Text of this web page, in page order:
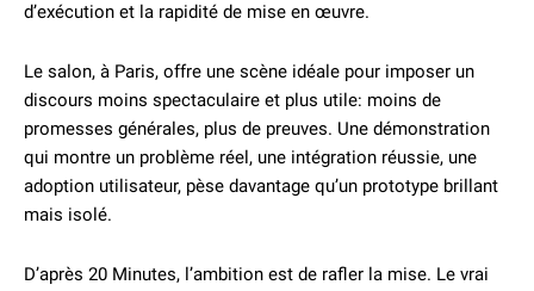
d’exécution et la rapidité de mise en œuvre.
Le salon, à Paris, offre une scène idéale pour imposer un
discours moins spectaculaire et plus utile: moins de
promesses générales, plus de preuves. Une démonstration
qui montre un problème réel, une intégration réussie, une
adoption utilisateur, pèse davantage qu’un prototype brillant
mais isolé.
D’après 20 Minutes, l’ambition est de rafler la mise. Le vrai